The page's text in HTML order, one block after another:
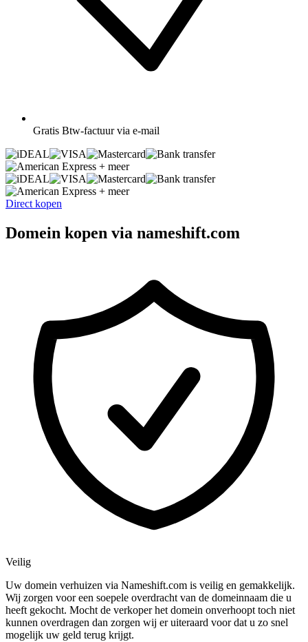
Gratis Btw-factuur via e-mail
+ meer
+ meer
Direct kopen
Domein kopen via nameshift.com
Veilig
Uw domein verhuizen via Nameshift.com is veilig en gemakkelijk.
Wij zorgen voor een soepele overdracht van de domeinnaam die u
heeft gekocht. Mocht de verkoper het domein onverhoopt toch niet
kunnen overdragen dan zorgen wij er uiteraard voor dat u zo snel
mogelijk uw geld terug krijgt.